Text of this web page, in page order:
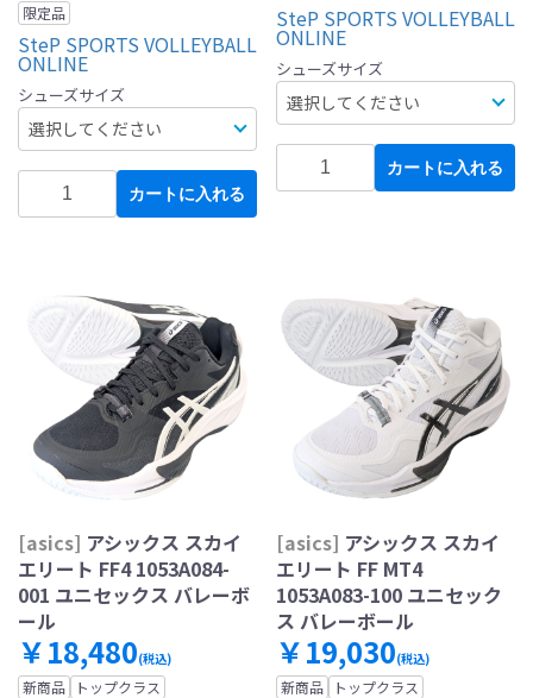
限定品
SteP SPORTS VOLLEYBALL
ONLINE
シューズサイズ
カートに入れる
SteP SPORTS VOLLEYBALL
ONLINE
シューズサイズ
カートに入れる
[asics] アシックス スカイ
エリート FF4 1053A084-
001 ユニセックス バレーボ
ール
￥18,480(税込)
新商品
トップクラス
[asics] アシックス スカイ
エリート FF MT4
1053A083-100 ユニセック
ス バレーボール
￥19,030(税込)
新商品 トップクラス